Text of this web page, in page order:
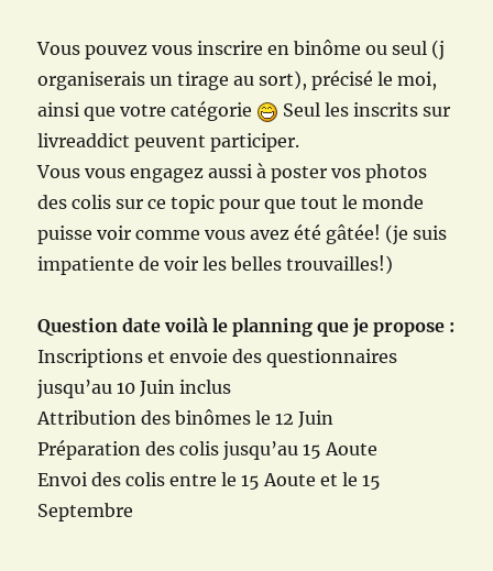
Vous pouvez vous inscrire en binôme ou seul (j
organiserais un tirage au sort), précisé le moi,
ainsi que votre catégorie
Seul les inscrits sur
livreaddict peuvent participer.
Vous vous engagez aussi à poster vos photos
des colis sur ce topic pour que tout le monde
puisse voir comme vous avez été gâtée! (je suis
impatiente de voir les belles trouvailles!)
Question date voilà le planning que je propose :
Inscriptions et envoie des questionnaires
jusqu’au 10 Juin inclus
Attribution des binômes le 12 Juin
Préparation des colis jusqu’au 15 Aoute
Envoi des colis entre le 15 Aoute et le 15
Septembre